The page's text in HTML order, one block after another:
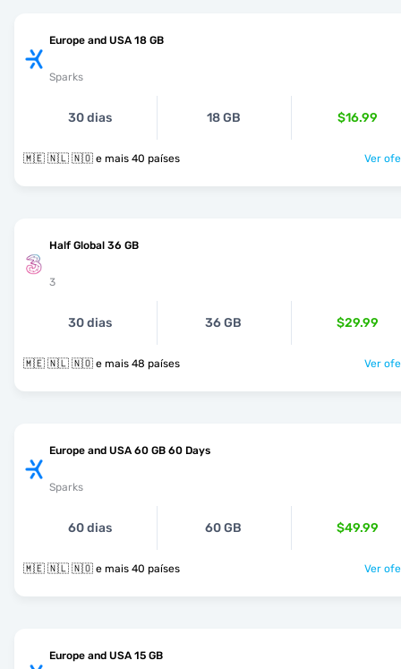
Europe and USA 18 GB
Sparks
30 dias 18 GB $16.99
🇲🇪 🇳🇱 🇳🇴 e mais 40 países Ver
Half Global 36 GB
3
30 dias 36 GB $29.99
🇲🇪 🇳🇱 🇳🇴 e mais 48 países Ver
Europe and USA 60 GB 60 Days
Sparks
60 dias 60 GB $49.99
🇲🇪 🇳🇱 🇳🇴 e mais 40 países Ver
Europe and USA 15 GB